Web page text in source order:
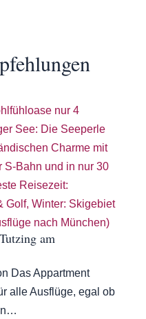
am
Das Appartment
alle Ausflüge, egal ob